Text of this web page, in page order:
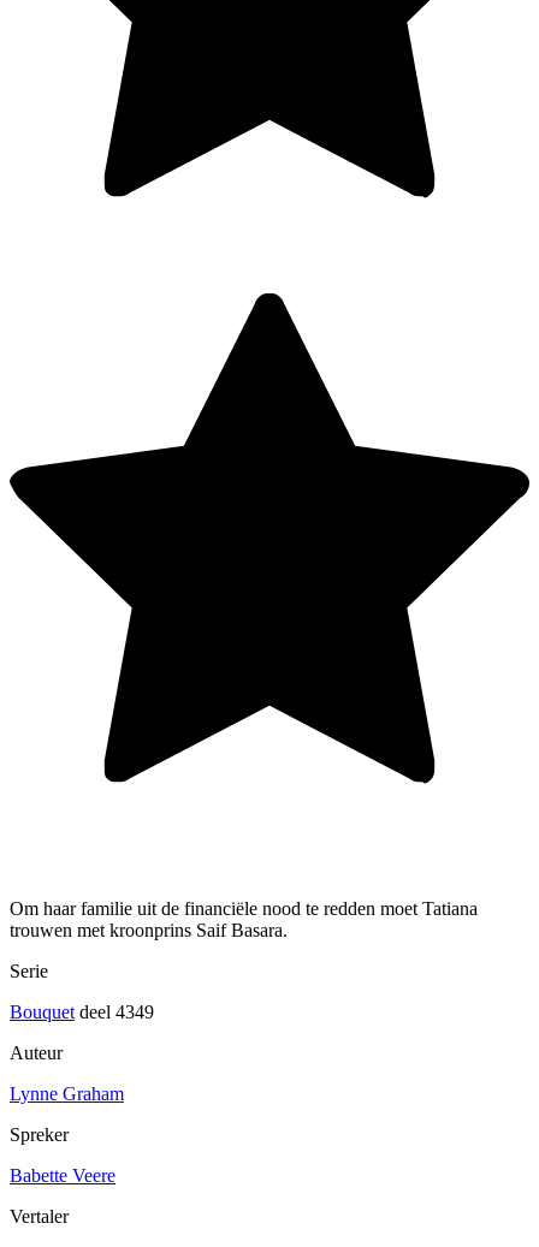
Om haar familie uit de financiële nood te redden moet Tatiana
trouwen met kroonprins Saif Basara.
Serie
Bouquet deel 4349
Auteur
Lynne Graham
Spreker
Babette Veere
Vertaler